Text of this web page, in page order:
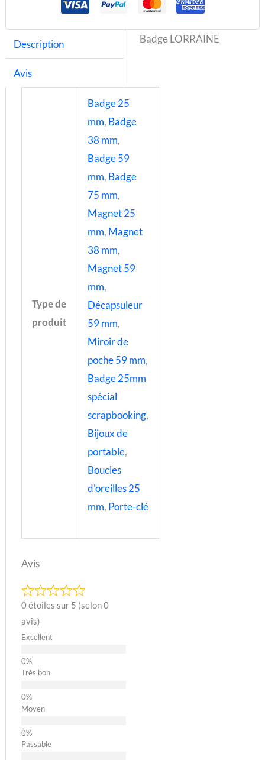
Description
Avis
Badge LORRAINE
Type de
produit
Badge 25
mm, Badge
38 mm,
Badge 59
mm, Badge
75 mm,
Magnet 25
mm, Magnet
38 mm,
Magnet 59
mm,
Décapsuleur
59 mm,
Miroir de
poche 59 mm,
Badge 25mm
spécial
scrapbooking,
Bijoux de
portable,
Boucles
d'oreilles 25
mm, Porte-clé
Avis
0 étoiles sur 5 (selon 0
avis)
Excellent
Très bon
Moyen
Passable